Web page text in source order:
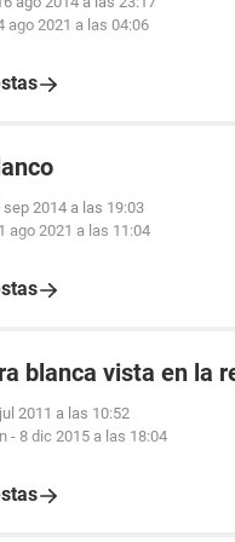
ago 2021 a las 04:06
sep 2014 a las 19:03
1 ago 2021 a las 11:04
blanca vista en la
2011 a las 10:52
- 8 dic 2015 a las 18:04